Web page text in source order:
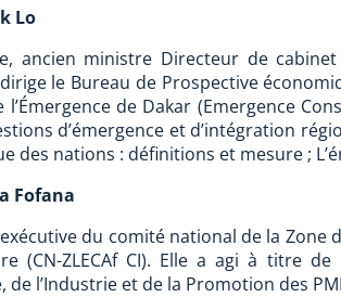
Lo
ancien ministre Directeur de
le Bureau de Prospective
l’Émergence de Dakar (Emergence
d’émergence et d’intégration
des nations : définitions et mesure ;
Fofana
du comité national de la Zone
(CN-ZLECAf CI). Elle a agi à titre
de l’Industrie et de la Promotion des